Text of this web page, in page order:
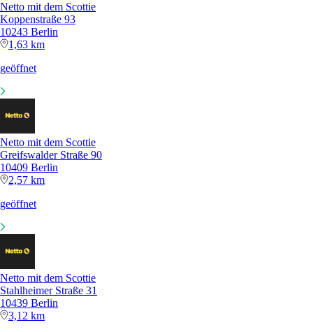
Netto mit dem Scottie
Koppenstraße 93
10243 Berlin
1,63 km
geöffnet
Netto mit dem Scottie
Greifswalder Straße 90
10409 Berlin
2,57 km
geöffnet
Netto mit dem Scottie
Stahlheimer Straße 31
10439 Berlin
3,12 km